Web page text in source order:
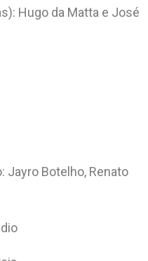
Hugo da Matta e José
Jayro Botelho, Renato